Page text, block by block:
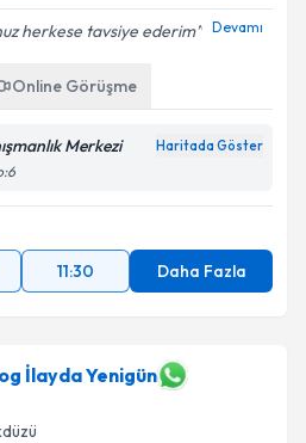
herkese tavsiye ederim Devamı
Online Görüşme
Merkezi Haritada Göster
11:30 Daha Fazla
İlayda Yenigün